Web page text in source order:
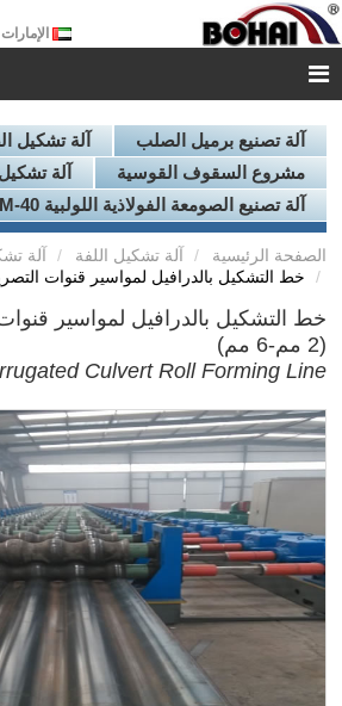
آلة تصنيع برميل الصلب
آلة تشكيل
مشروع السقوف القوسية
آلة
آلة تصنيع الصومعة الفولاذية اللولبية SM-40
الصفحة الرئيسية آلة تشكيل اللفة
آلة
خط التشكيل بالدرافيل لمواسير قنوات التصريف
خط التشكيل بالدرافيل لمواسير
(2 مم-6 مم)
Culvert Roll Forming Line